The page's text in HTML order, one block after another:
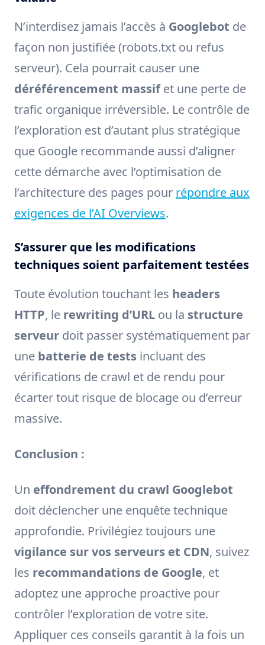
N’interdisez jamais l’accès à Googlebot de
façon non justifiée (robots.txt ou refus
serveur). Cela pourrait causer une
déréférencement massifet une perte de
trafic organique irréversible. Le contrôle de
l’exploration est d’autant plus stratégique
que Google recommande aussi d’aligner
cette démarche avec l’optimisation de
l’architecture des pages pour répondre aux
exigences de l’AI Overviews.
S’assurer que les modifications
techniques soient parfaitement testées
Toute évolution touchant les headers
HTTP, le rewriting d’URL ou la structure
serveur doit passer systématiquement par
une batterie de tests incluant des
vérifications de crawl et de rendu pour
écarter tout risque de blocage ou d’erreur
massive.
Conclusion :
Un effondrement du crawl Googlebot
doit déclencher une enquête technique
approfondie. Privilégiez toujours une
vigilance sur vos serveurs et CDN, suivez
les recommandations de Google, et
adoptez une approche proactive pour
contrôler l’exploration de votre site.
Appliquer ces conseils garantit à la fois un